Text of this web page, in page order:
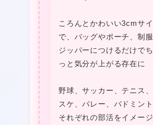
ころんとかわいい3cmサ
で、バッグやポーチ、制
ジッパーにつけるだけでち
っと気分が上がる存在に
野球、サッカー、テニス
スケ、バレー、バドミン
それぞれの部活をイメー
★
❤